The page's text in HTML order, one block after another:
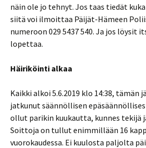
näin ole jo tehnyt. Jos taas tiedät
siitä voi ilmoittaa Päijät-Hämeen
numeroon 029 5437 540. Ja jos löysit
lopettaa.
Häiriköinti alkaa
Kaikki alkoi 5.6.2019 klo 14:38, tämän
jatkunut säännöllisen
ollut parikin kuukautta, kunnes tekijä
Soittoja on tullut enimmillään 16
vuorokaudessa. Ei kuulosta paljolta